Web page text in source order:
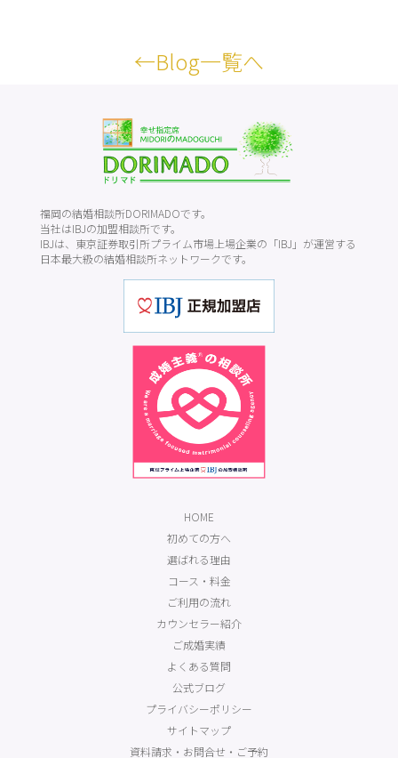
←Blog一覧へ
福岡の結婚相談所DORIMADOです。
当社はIBJの加盟相談所です。
IBJは、東京証券取引所プライム市場上場企業の「IBJ」が運営する
日本最大級の結婚相談所ネットワークです。
HOME
初めての方へ
選ばれる理由
コース・料金
ご利用の流れ
カウンセラー紹介
ご成婚実績
よくある質問
公式ブログ
プライバシーポリシー
サイトマップ
資料請求・お問合せ・ご予約